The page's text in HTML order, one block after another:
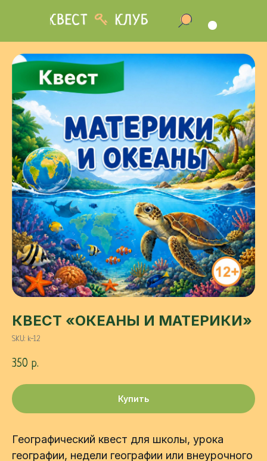
КВЕСТ «ОКЕАНЫ И МАТЕРИКИ»
SKU: k-12
350 р.
Купить
Географический квест для школы, урока
географии, недели географии или внеурочного